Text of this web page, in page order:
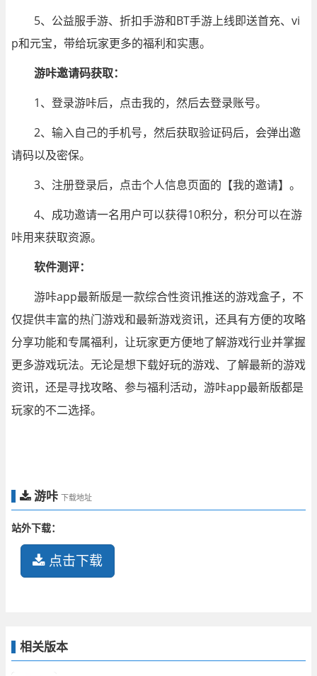
5、公益服手游、折扣手游和BT手游上线即送首充、vi
p和元宝，带给玩家更多的福利和实惠。
游咔邀请码获取：
1、登录游咔后，点击我的，然后去登录账号。
2、输入自己的手机号，然后获取验证码后，会弹出邀
请码以及密保。
3、注册登录后，点击个人信息页面的【我的邀请】。
4、成功邀请一名用户可以获得10积分，积分可以在游
咔用来获取资源。
软件测评：
游咔app最新版是一款综合性资讯推送的游戏盒子，不
仅提供丰富的热门游戏和最新游戏资讯，还具有方便的攻略
分享功能和专属福利，让玩家更方便地了解游戏行业并掌握
更多游戏玩法。无论是想下载好玩的游戏、了解最新的游戏
资讯，还是寻找攻略、参与福利活动，游咔app最新版都是
玩家的不二选择。
游咔 下载地址
站外下载：
点击下载
相关版本